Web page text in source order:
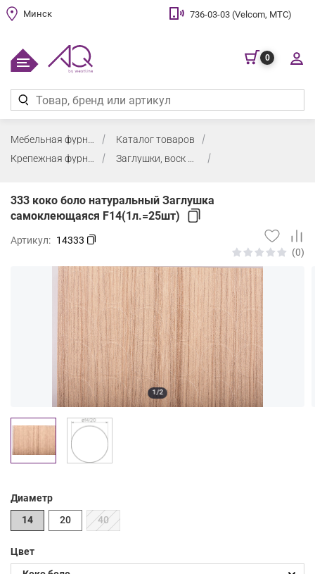
Минск 736-03-03 (Velcom, МТС)
0
Каталог товаров
Крепежная фурнитура, заглушки, воск
Заглушки, воск мебельный
333 коко боло натуральный Заглушка
самоклеющаяся F14(1л.=25шт)
Артикул: 14333
(0)
1/2
Диаметр
14
20 40
Цвет